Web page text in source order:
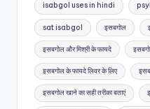
isabgol uses in hindi
sat isabgol इसबगोल
इसबगोल और मिश्री के फायदे
इसबगोल के फायदे लिवर के लिए
इसबगोल खाने का सही तरीका बताएं